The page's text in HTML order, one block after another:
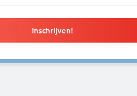
Inschrijven!